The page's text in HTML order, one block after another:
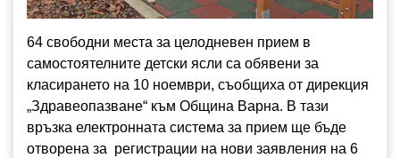
64 свободни места за целодневен прием в
самостоятелните детски ясли са обявени за
класирането на 10 ноември, съобщиха от дирекция
„Здравеопазване“ към Община Варна. В тази
връзка електронната система за прием ще бъде
отворена за регистрации на нови заявления на 6